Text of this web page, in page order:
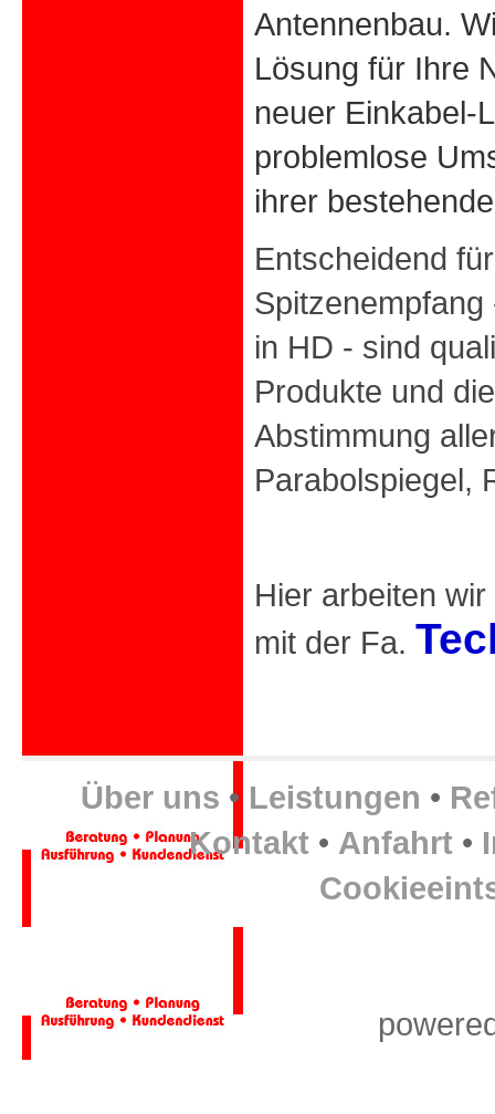
Antennenbau.
Lösung für Ihre
neuer Einkabel-
problemlose
ihrer
Entscheidend
Spitzenempfang
in HD - sind
Produkte und die
Abstimmung
Parabolspiegel,
Hier arbeiten
mit der Fa.
Über uns • Leistungen •
Kontakt • Anfahrt •